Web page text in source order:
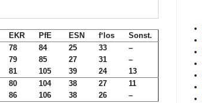
EKR PfE ESN fʼlos Sonst.
78 84 25 33 –
79 85 27 31 –
81 105 39 24 13
80 104 38 27 11
86 106 38 26 –